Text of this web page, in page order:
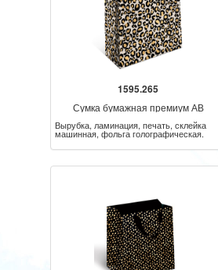
1595.265
Сумка бумажная премиум АВ
Вырубка, ламинация, печать, склейка
машинная, фольга голографическая.